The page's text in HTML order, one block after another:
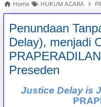
Home HUKUM ACARA
Penundaan
Delay), menjadi
Preseden
Justice Delay is